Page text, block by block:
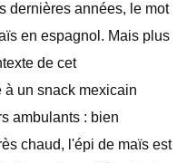
dernières années, le mot
en espagnol. Mais plus
de cet
à un snack mexicain
ambulants : bien
chaud, l'épi de maïs est